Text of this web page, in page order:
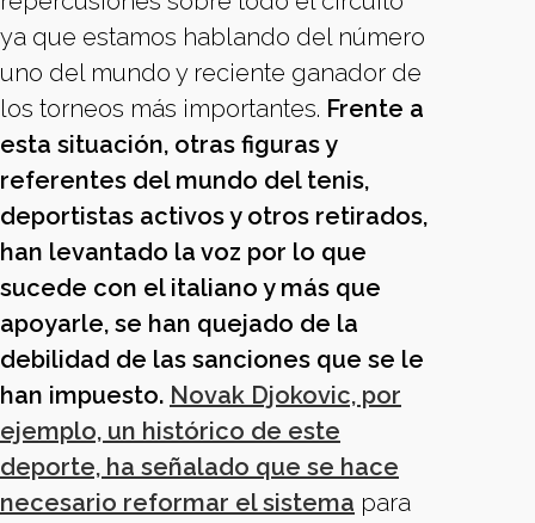
ya que estamos hablando del número
uno del mundo y reciente ganador de
los torneos más importantes. Frente a
esta situación, otras figuras y
referentes del mundo del tenis,
deportistas activos y otros retirados,
han levantado la voz por lo que
sucede con el italiano y más que
apoyarle, se han quejado de la
debilidad de las sanciones que se le
han impuesto. Novak Djokovic, por
ejemplo, un histórico de este
deporte, ha señalado que se hace
necesario reformar el sistema para